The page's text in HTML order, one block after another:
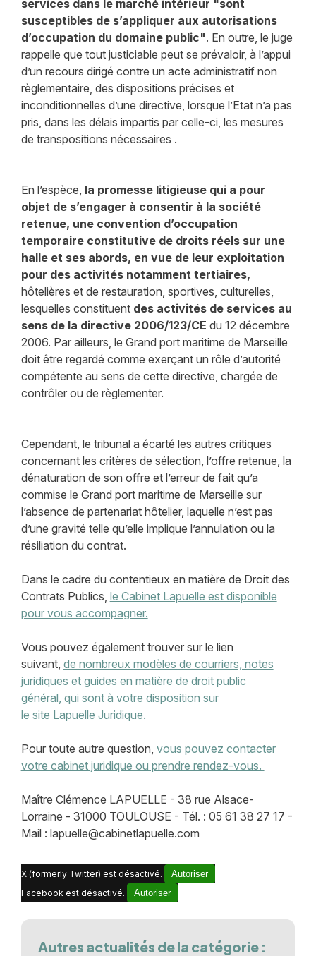
services dans le marché intérieur "sont
susceptibles de s’appliquer aux autorisations
d’occupation du domaine public". En outre, le juge
rappelle que tout justiciable peut se prévaloir, à l’appui
d’un recours dirigé contre un acte administratif non
règlementaire, des dispositions précises et
inconditionnelles d’une directive, lorsque l’Etat n’a pas
pris, dans les délais impartis par celle-ci, les mesures
de transpositions nécessaires .
En l’espèce, la promesse litigieuse qui a pour
objet de s’engager à consentir à la société
retenue, une convention d’occupation
temporaire constitutive de droits réels sur une
halle et ses abords, en vue de leur exploitation
pour des activités notamment tertiaires,
hôtelières et de restauration, sportives, culturelles,
lesquelles constituent des activités de services au
sens de la directive 2006/123/CE du 12 décembre
2006. Par ailleurs, le Grand port maritime de Marseille
doit être regardé comme exerçant un rôle d’autorité
compétente au sens de cette directive, chargée de
contrôler ou de règlementer.
Cependant, le tribunal a écarté les autres critiques
concernant les critères de sélection, l’offre retenue, la
dénaturation de son offre et l’erreur de fait qu’a
commise le Grand port maritime de Marseille sur
l’absence de partenariat hôtelier, laquelle n’est pas
d’une gravité telle qu’elle implique l’annulation ou la
résiliation du contrat.
Dans le cadre du contentieux en matière de Droit des
Contrats Publics, le Cabinet Lapuelle est disponible
pour vous accompagner.
Vous pouvez également trouver sur le lien
suivant, de nombreux modèles de courriers, notes
juridiques et guides en matière de droit public
général, qui sont à votre disposition sur
le site Lapuelle Juridique.
Pour toute autre question, vous pouvez contacter
votre cabinet juridique ou prendre rendez-vous.
Maître Clémence LAPUELLE - 38 rue Alsace-
Lorraine - 31000 TOULOUSE - Tél. : 05 61 38 27 17 -
Mail : lapuelle@cabinetlapuelle.com
X (formerly Twitter) est désactivé.
Autoriser
Facebook est désactivé.
Autoriser
Autres actualités de la catégorie :